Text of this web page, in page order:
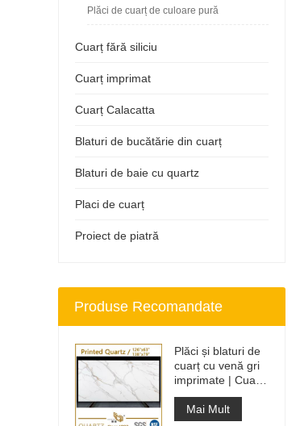
Plăci de cuarț de culoare pură
Cuarț fără siliciu
Cuarț imprimat
Cuarț Calacatta
Blaturi de bucătărie din cuarț
Blaturi de baie cu quartz
Placi de cuarț
Proiect de piatră
Produse Recomandate
Plăci și blaturi de
cuarț cu venă gri
imprimate | Cuarț
imprimat pe tot
corpul PQ005
Mai Mult